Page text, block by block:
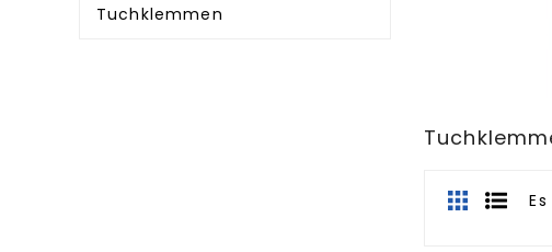
Tuchklemmen